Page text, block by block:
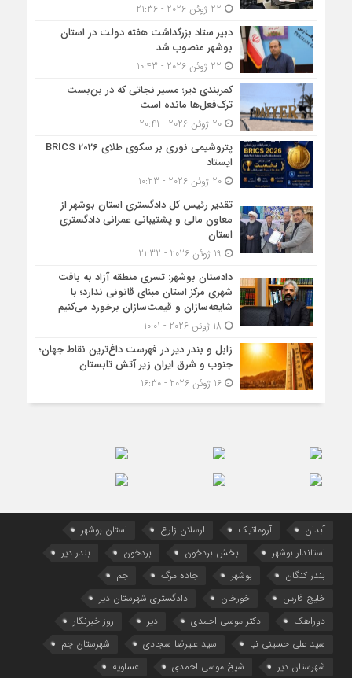
دبیر ستاد بزرگداشت هفته دولت در استان
بوشهر منصوب شد
کمربندی دیر؛ مسیر نجاتی که در بن‌بست
ترک‌فعل‌ها مانده است
20 ژوئن 2026 - 20:41
پتروشیمی نوری بر سکوی طلای BRICS 2026
ایستاد
20 ژوئن 2026 - 10:23
تقدیر رئیس کل دادگستری استان بوشهر از
معاون مالی و پشتیبانی عمرانی دادگستری
استان
دادستان بوشهر: تسری منطقه آزاد به بافت
شهری مرکز استان مبنای قانونی ندارد؛ با
شایعه‌سازان و قیمت‌سازان برخورد می‌کنیم
زابل و بندر دیر در فهرست داغ‌ترین نقاط جهان؛
جنوب و شرق ایران زیر آتش تابستان
16 ژوئن 2026 - 16:30
آبدان آروماتیک ارسلان زارع
استان بوشهر
استاندار بوشهر
بخش بردخون بردخون
بندر دیر
بندر کنگان
بوشهر جاده مرگ
جم
خلیج فارس
خورخان
دادگستری شهرستان دیر
دوراهک
دکتر موسی احمدی دیر
روز خبرنگار
سید علی حسینی نیا
سید علیرضا سجادی
شهرستان جم
شهرستان دیر
شیخ موسی احمدی عسلویه